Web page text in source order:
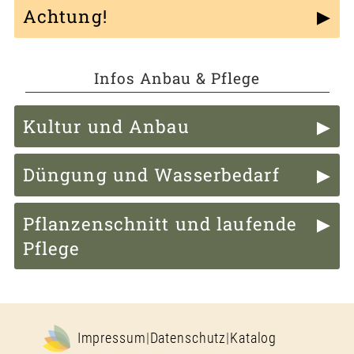
Achtung!
Infos Anbau & Pflege
Kultur und Anbau
Düngung und Wasserbedarf
Pflanzenschnitt und laufende
Pflege
Impressum Datenschutz Katalog